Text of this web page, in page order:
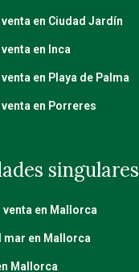
venta en Ciudad Jardín
en Inca
en Playa de Palma
venta en Porreres
singulares
en Mallorca
mar en Mallorca
Mallorca